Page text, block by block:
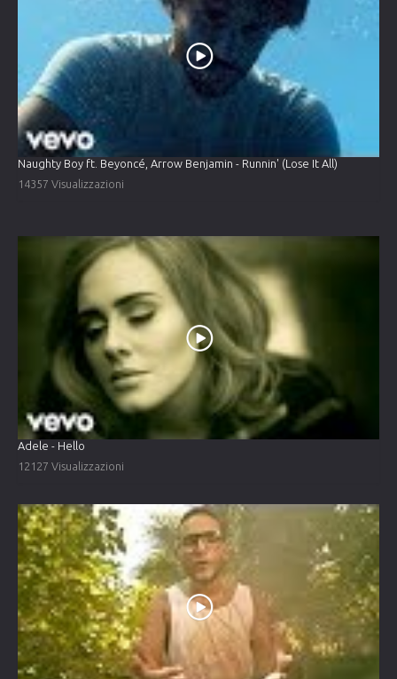
Naughty Boy ft. Beyoncé, Arrow Benjamin - Runnin' (Lose It All)
14357 Visualizzazioni
Adele - Hello
12127 Visualizzazioni